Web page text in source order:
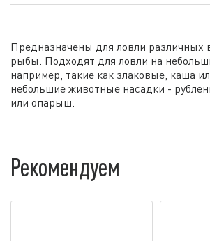
Предназначены для ловли различных
рыбы. Подходят для ловли на
например, такие как злаковые, каша
небольшие животные насадки -
или опарыш.
Рекомендуем